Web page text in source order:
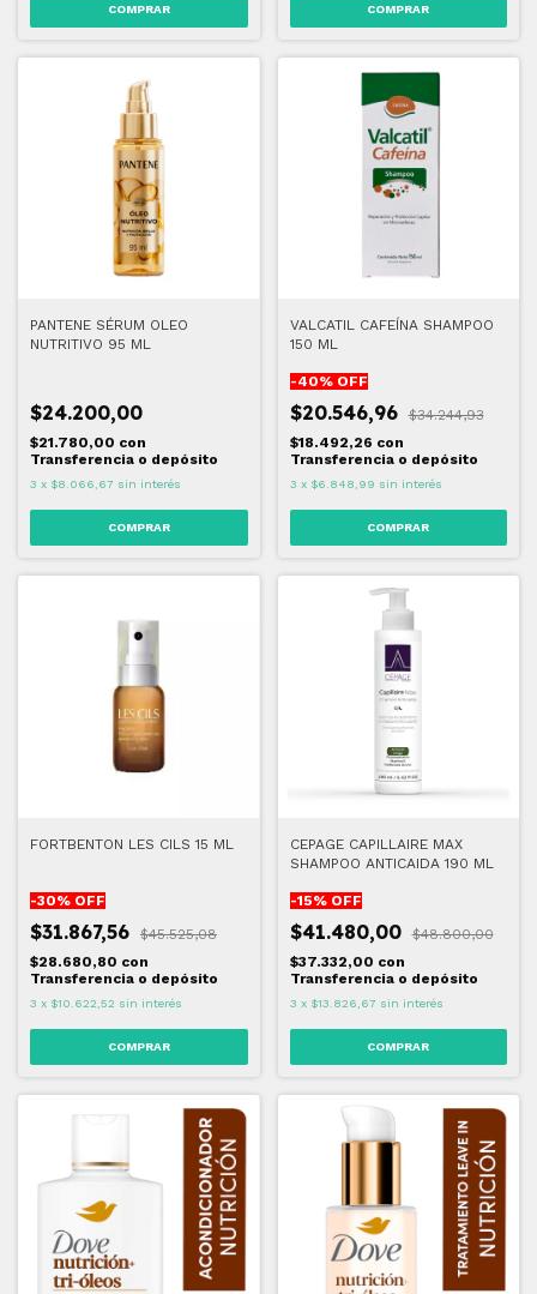
PANTENE SÉRUM OLEO
NUTRITIVO 95 ML
$24.200,00
$21.780,00 con
Transferencia o depósito
3 x $8.066,67 sin interés
VALCATIL CAFEÍNA SHAMPOO
150 ML
-40% OFF
$20.546,96
$34.244,93
$18.492,26 con
Transferencia o depósito
3 x $6.848,99 sin interés
FORTBENTON LES CILS 15 ML
-30% OFF
$31.867,56
$45.525,08
$28.680,80 con
Transferencia o depósito
3 x $10.622,52 sin interés
CEPAGE CAPILLAIRE MAX
SHAMPOO ANTICAIDA 190 ML
-15% OFF
$41.480,00
$48.800,00
$37.332,00 con
Transferencia o depósito
3 x $13.826,67 sin interés